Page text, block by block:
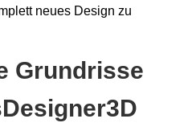
neues Design zu
Grundrisse